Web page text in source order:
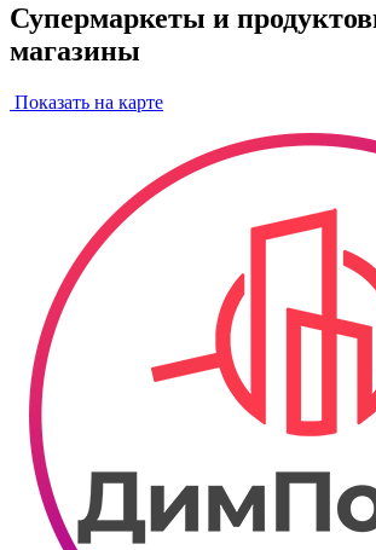
Супермаркеты и
магазины
Показать на карте